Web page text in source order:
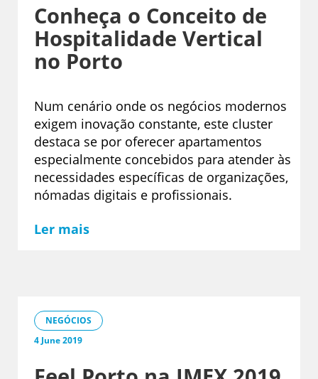
Conheça o Conceito de
Hospitalidade Vertical
no Porto
Num cenário onde os negócios modernos
exigem inovação constante, este cluster
destaca se por oferecer apartamentos
especialmente concebidos para atender às
necessidades específicas de organizações,
nómadas digitais e profissionais.
Ler mais
NEGÓCIOS
4 June 2019